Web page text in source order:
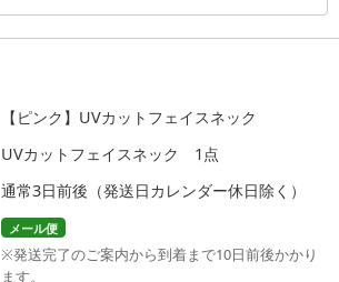
【ピンク】UVカットフェイスネック
UVカットフェイスネック 1点
通常3日前後（発送日カレンダー休日除く）
メール便
※発送完了のご案内から到着まで10日前後かかり
ます。